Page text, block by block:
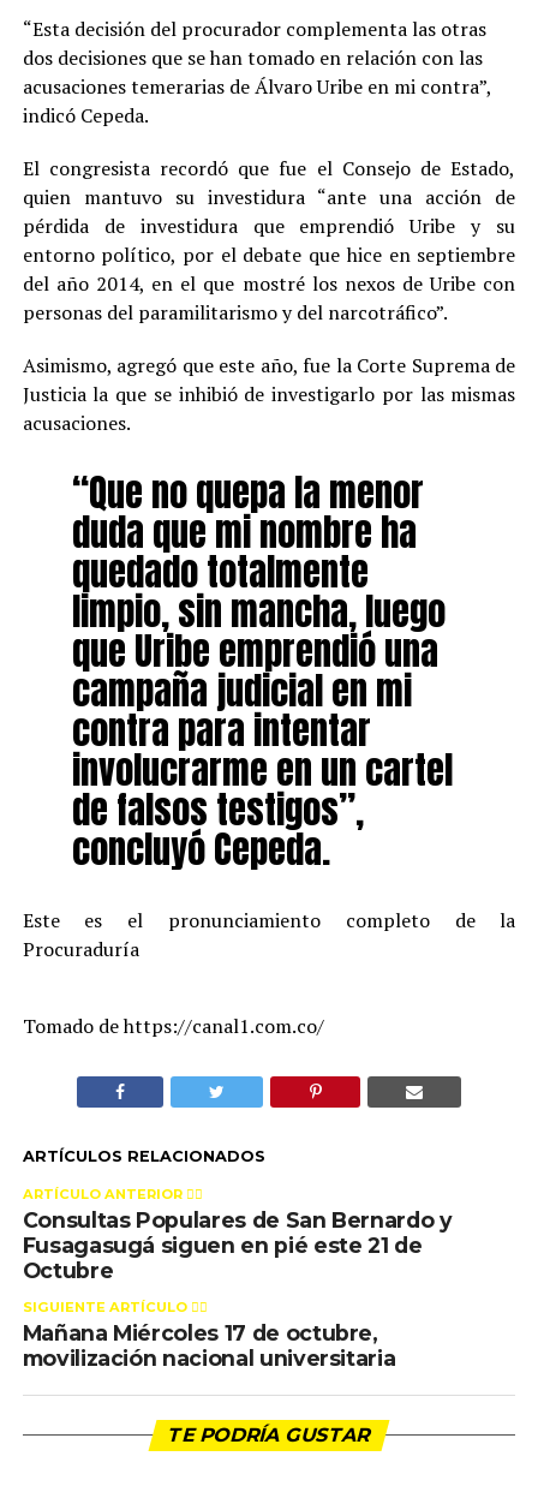
“Esta decisión del procurador complementa las otras
dos decisiones que se han tomado en relación con las
acusaciones temerarias de Álvaro Uribe en mi contra”,
indicó Cepeda.
El congresista recordó que fue el Consejo de Estado,
quien mantuvo su investidura “ante una acción de
pérdida de investidura que emprendió Uribe y su
entorno político, por el debate que hice en septiembre
del año 2014, en el que mostré los nexos de Uribe con
personas del paramilitarismo y del narcotráfico”.
Asimismo, agregó que este año, fue la Corte Suprema de
Justicia la que se inhibió de investigarlo por las mismas
acusaciones.
“Que no quepa la menor
duda que mi nombre ha
quedado totalmente
limpio, sin mancha, luego
que Uribe emprendió una
campaña judicial en mi
contra para intentar
involucrarme en un cartel
de falsos testigos”,
concluyó Cepeda.
Este es el pronunciamiento completo de la
Procuraduría
Tomado de https://canal1.com.co/
ARTÍCULOS RELACIONADOS
ARTÍCULO ANTERIOR 👉🏻
Consultas Populares de San Bernardo y
Fusagasugá siguen en pié este 21 de
Octubre
SIGUIENTE ARTÍCULO 👈🏻
Mañana Miércoles 17 de octubre,
movilización nacional universitaria
TE PODRÍA GUSTAR